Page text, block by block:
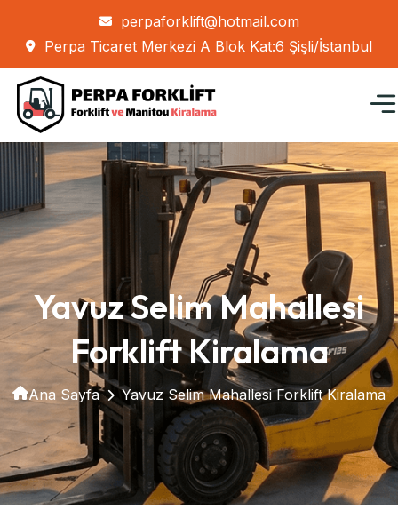
perpaforklift@hotmail.com
Perpa Ticaret Merkezi A Blok Kat:6 Şişli/İstanbul
Yavuz Selim Mahallesi
Forklift Kiralama
Ana Sayfa Yavuz Selim Mahallesi Forklift Kiralama